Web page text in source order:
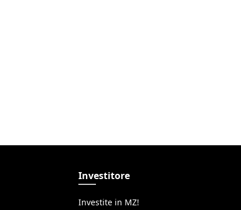
Investitore
Investite in MZ!